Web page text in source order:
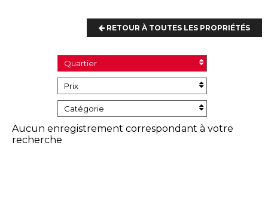
RETOUR À TOUTES LES PROPRIÉTÉS
Quartier
Prix
Catégorie
Aucun enregistrement correspondant à votre
recherche